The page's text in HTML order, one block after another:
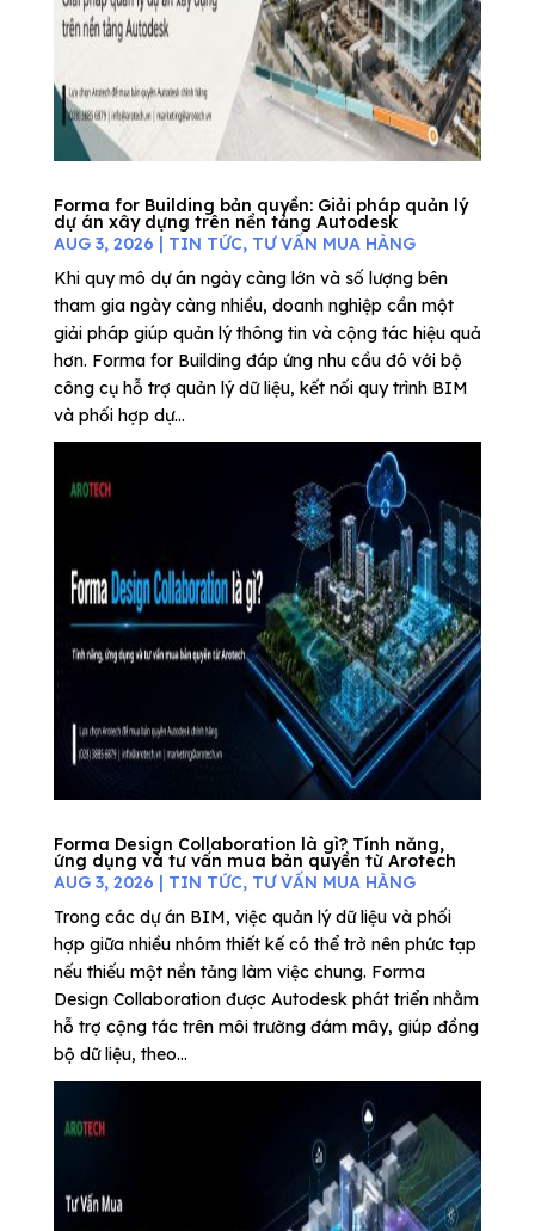
Forma for Building bản quyền: Giải pháp quản lý
dự án xây dựng trên nền tảng Autodesk
AUG 3, 2026 | TIN TỨC, TƯ VẤN MUA HÀNG
Khi quy mô dự án ngày càng lớn và số lượng bên
tham gia ngày càng nhiều, doanh nghiệp cần một
giải pháp giúp quản lý thông tin và cộng tác hiệu quả
hơn. Forma for Building đáp ứng nhu cầu đó với bộ
công cụ hỗ trợ quản lý dữ liệu, kết nối quy trình BIM
và phối hợp dự...
Forma Design Collaboration là gì? Tính năng,
ứng dụng và tư vấn mua bản quyền từ Arotech
AUG 3, 2026 | TIN TỨC, TƯ VẤN MUA HÀNG
Trong các dự án BIM, việc quản lý dữ liệu và phối
hợp giữa nhiều nhóm thiết kế có thể trở nên phức tạp
nếu thiếu một nền tảng làm việc chung. Forma
Design Collaboration được Autodesk phát triển nhằm
hỗ trợ cộng tác trên môi trường đám mây, giúp đồng
bộ dữ liệu, theo...